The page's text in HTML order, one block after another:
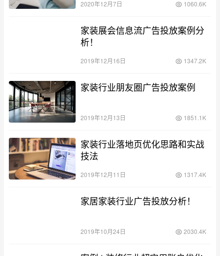
2020年12月7日 1060.6K
家装展会信息流广告投放案例分
析！
2019年12月16日 1347.2K
家装行业朋友圈广告投放案例
2019年12月13日 1851.1K
家装行业落地页优化思路和实战
技法
2019年12月11日 1317.4K
家居家装行业广告投放分析！
2019年10月24日 2030.4K